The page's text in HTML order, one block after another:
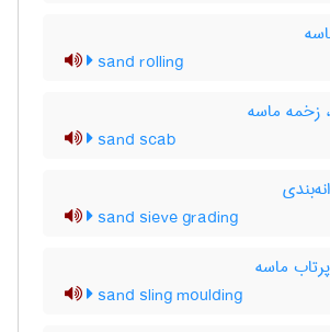
sand rolling
زخمه ماسه
sand scab
sand sieve grading
ماسه
sand sling moulding